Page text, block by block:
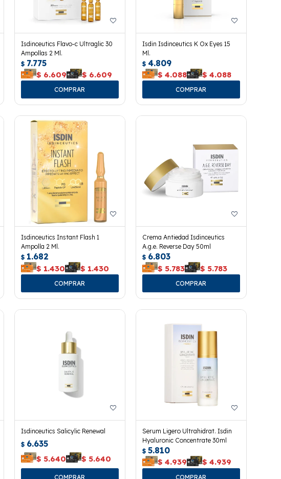
Isdinceutics Flavo-c Ultraglic 30
Ampollas 2 Ml.
$ 7.775
$ 6.609 $ 6.609
Isdin Isdinceutics K Ox Eyes 15
Ml.
$ 4.809
$ 4.088 $ 4.088
Isdinceutics Instant Flash 1
Ampolla 2 Ml.
$ 1.682
$ 1.430 $ 1.430
Crema Antiedad Isdinceutics
A.g.e. Reverse Day 50ml
$ 6.803
$ 5.783 $ 5.783
Isdinceutics Salicylic Renewal
$ 6.635
$ 5.640 $ 5.640
Serum Ligero Ultrahidrat. Isdin
Hyaluronic Concentrate 30ml
$ 5.810
$ 4.939 $ 4.939